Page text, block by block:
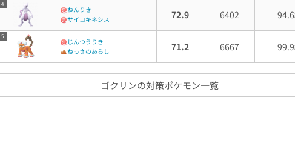
4
ねんりき
サイコキネシス
72.9 6402 94.6
5
じんつうりき
ねっさのあらし
71.2 6667 99.9
ゴクリンの対策ポケモン一覧